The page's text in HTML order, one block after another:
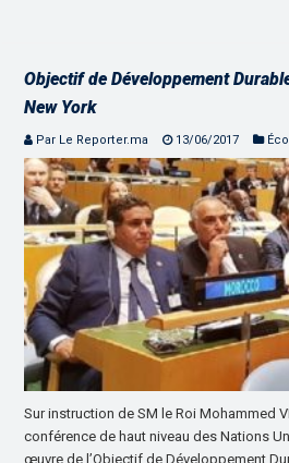
Objectif de Développement
New York
Par Le Reporter.ma 13/06/2017
Sur instruction de SM le Roi Mohammed
conférence de haut niveau des Nations
œuvre de l’Objectif de Développement